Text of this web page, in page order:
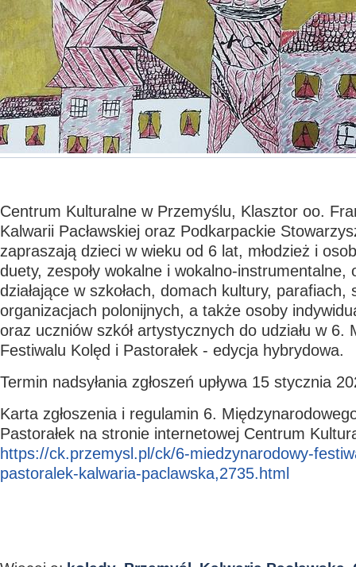
Centrum Kulturalne w Przemyślu, Klasztor oo.
Kalwarii Pacławskiej oraz Podkarpackie
zapraszają dzieci w wieku od 6 lat, młodzież i
duety, zespoły wokalne i wokalno-instrumentalne,
działające w szkołach, domach kultury, parafiach,
organizacjach polonijnych, a także osoby
oraz uczniów szkół artystycznych do udziału w 6.
Festiwalu Kolęd i Pastorałek - edycja hybrydowa.
Termin nadsyłania zgłoszeń upływa 15 stycznia
Karta zgłoszenia i regulamin 6.
Pastorałek na stronie internetowej Centrum
https://ck.przemysl.pl/ck/6-miedzynarodowy-
pastoralek-kalwaria-paclawska,2735.html